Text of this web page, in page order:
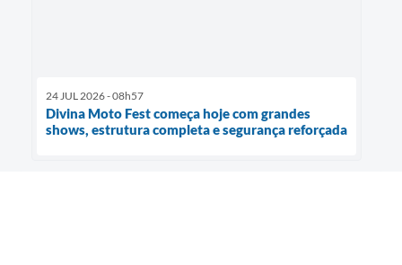
24 JUL 2026 - 08h57
Divina Moto Fest começa hoje com grandes
shows, estrutura completa e segurança reforçada